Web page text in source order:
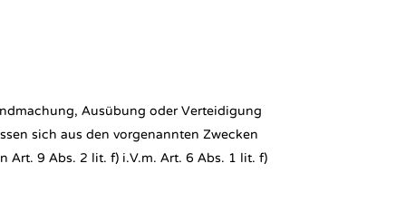
Ausübung oder Verteidigung
sich aus den vorgenannten Zwecken
Art. 9 Abs. 2 lit. f) i.V.m. Art. 6 Abs. 1 lit. f)